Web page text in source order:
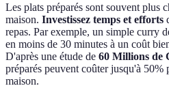
Les plats préparés sont souvent plus
maison. Investissez temps et efforts
repas. Par exemple, un simple curry
en moins de 30 minutes à un coût
D'après une étude de 60 Millions de
préparés peuvent coûter jusqu'à 50%
maison.